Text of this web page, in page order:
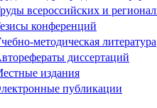
всероссийских и
конференций
методическая литература
диссертаций
издания
публикации